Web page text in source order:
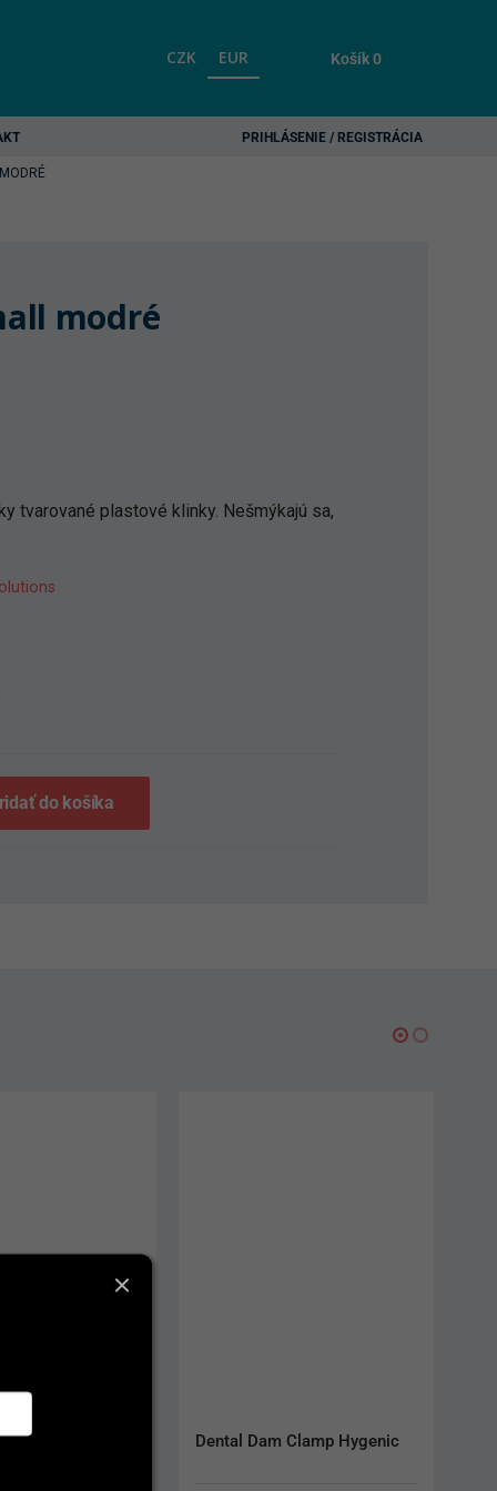
CZK EUR Košík0
PRIHLÁSENIE / REGISTRÁCIA
modré
tvarované plastové klinky. Nešmýkajú sa,
do košíka
Dam Clamp Hygenic Matrice Hawe Striproll